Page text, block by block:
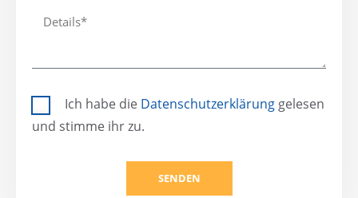
Ich habe die Datenschutzerklärung gelesen
und stimme ihr zu.
SENDEN